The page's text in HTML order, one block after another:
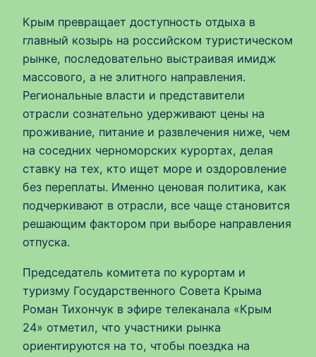
Крым превращает доступность отдыха в
главный козырь на российском туристическом
рынке, последовательно выстраивая имидж
массового, а не элитного направления.
Региональные власти и представители
отрасли сознательно удерживают цены на
проживание, питание и развлечения ниже, чем
на соседних черноморских курортах, делая
ставку на тех, кто ищет море и оздоровление
без переплаты. Именно ценовая политика, как
подчеркивают в отрасли, все чаще становится
решающим фактором при выборе направления
отпуска.
Председатель комитета по курортам и
туризму Государственного Совета Крыма
Роман Тихончук в эфире телеканала «Крым
24» отметил, что участники рынка
ориентируются на то, чтобы поездка на